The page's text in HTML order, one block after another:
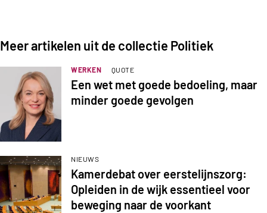
Meer artikelen uit de collectie Politiek
WERKEN QUOTE
Een wet met goede bedoeling, maar
minder goede gevolgen
NIEUWS
Kamerdebat over eerstelijnszorg:
Opleiden in de wijk essentieel voor
beweging naar de voorkant